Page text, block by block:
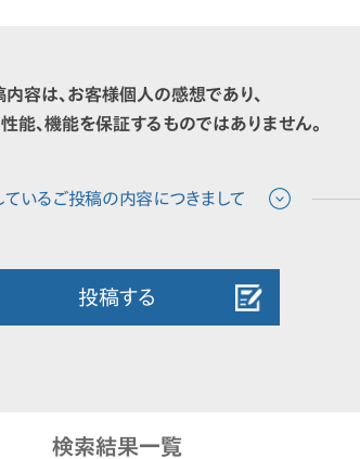
内容は、お客様個人の感想であり、
能、機能を保証するものではありません。
投稿する
検索結果一覧